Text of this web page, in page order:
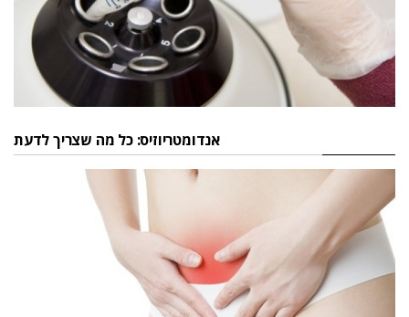
אנדומטריוזיס: כל מה שצריך לדעת